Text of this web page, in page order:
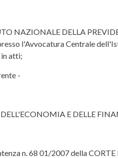
NAZIONALE DELLA
l'Avvocatura Centrale
atti;
-
E DELLE
n. 68 01/2007 della